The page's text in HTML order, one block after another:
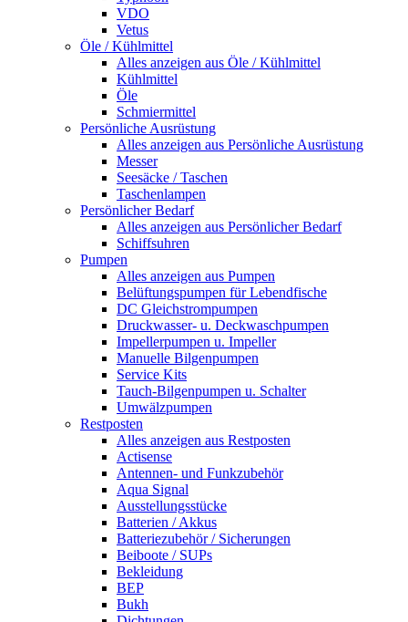
VDO
Vetus
Öle / Kühlmittel
Alles anzeigen aus Öle / Kühlmittel
Kühlmittel
Öle
Schmiermittel
Persönliche Ausrüstung
Alles anzeigen aus Persönliche Ausrüstung
Messer
Seesäcke / Taschen
Taschenlampen
Persönlicher Bedarf
Alles anzeigen aus Persönlicher Bedarf
Schiffsuhren
Pumpen
Alles anzeigen aus Pumpen
Belüftungspumpen für Lebendfische
DC Gleichstrompumpen
Druckwasser- u. Deckwaschpumpen
Impellerpumpen u. Impeller
Manuelle Bilgenpumpen
Service Kits
Tauch-Bilgenpumpen u. Schalter
Umwälzpumpen
Restposten
Alles anzeigen aus Restposten
Actisense
Antennen- und Funkzubehör
Aqua Signal
Ausstellungsstücke
Batterien / Akkus
Batteriezubehör / Sicherungen
Beiboote / SUPs
Bekleidung
BEP
Bukh